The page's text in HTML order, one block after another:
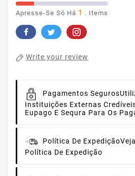
Apresse-Se Só Há 1 . Items
Write your review
Pagamentos Seguros
Instituições Externas
Eupago E Sequra Para Os
Política De Expedição
Política De Expedição